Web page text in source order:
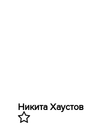
Никита Хаустов